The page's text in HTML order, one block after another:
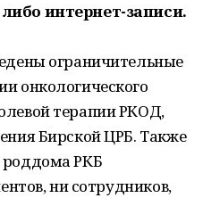
интернет-записи.
ограничительные
онкологического
терапии РКОД,
Бирской ЦРБ. Также
роддома РКБ
ни сотрудников,